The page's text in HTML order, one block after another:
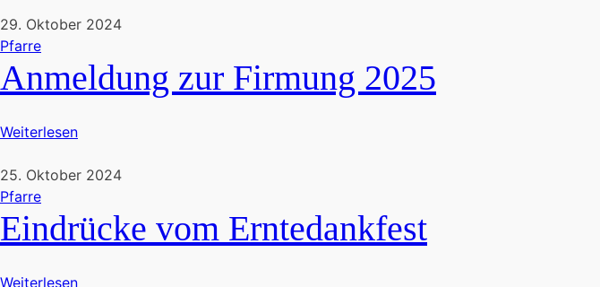
29. Oktober 2024
Pfarre
Anmeldung zur Firmung 2025
Weiterlesen
25. Oktober 2024
Pfarre
Eindrücke vom Erntedankfest
Weiterlesen